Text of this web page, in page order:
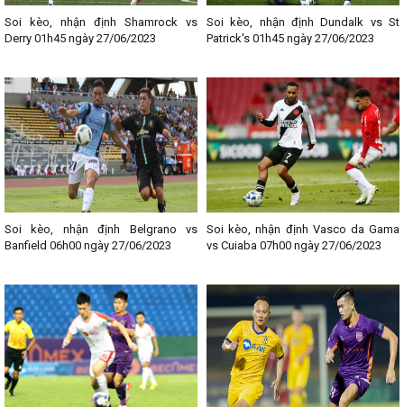
Soi kèo, nhận định Shamrock vs
Derry 01h45 ngày 27/06/2023
Soi kèo, nhận định Dundalk vs St
Patrick's 01h45 ngày 27/06/2023
Soi kèo, nhận định Belgrano vs
Banfield 06h00 ngày 27/06/2023
Soi kèo, nhận định Vasco da Gama
vs Cuiaba 07h00 ngày 27/06/2023